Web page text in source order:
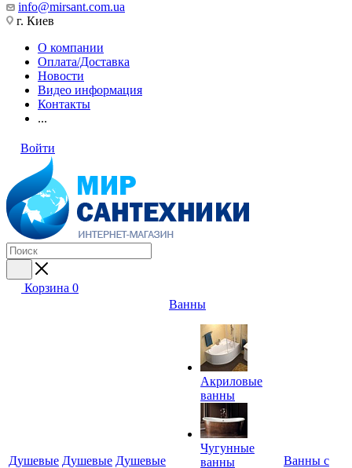
info@mirsant.com.ua
г. Киев
О компании
Оплата/Доставка
Новости
Видео информация
Контакты
...
Войти
Корзина 0
Душевые Душевые Душевые
Ванны
Акриловые
ванны
Чугунные
ванны
Ванны с